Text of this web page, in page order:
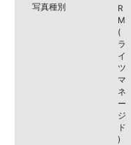
写真種別
R
M
(
ラ
イ
ツ
マ
ネ
ー
ジ
ド
)